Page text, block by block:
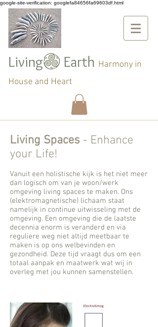
google-site-verification: googlefa84656fa69603df.html
Living Earth Harmony in
House and Heart
Living Spaces - Enhance
your Life!
Vanuit een holistische kijk is het niet meer
dan logisch om van je woon/werk
omgeving living spaces te maken. Ons
(elektromagnetische) lichaam staat
namelijk in continue uitwisseling met de
omgeving. Een omgeving die de laatste
decennia enorm is veranderd en via
reguliere weg niet altijd meetbaar te
maken is op ons welbevinden en
gezondheid. Deze tijd vraagt dus om een
totaal aanpak en maatwerk wat wij in
overleg met jou kunnen samenstellen.